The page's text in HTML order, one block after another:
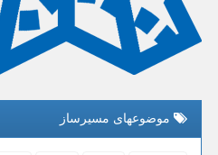
موضوعهای مسیرساز